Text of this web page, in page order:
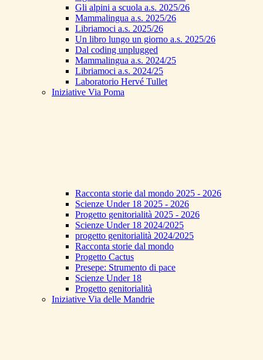
Gli alpini a scuola a.s. 2025/26
Mammalingua a.s. 2025/26
Libriamoci a.s. 2025/26
Un libro lungo un giorno a.s. 2025/26
Dal coding unplugged
Mammalingua a.s. 2024/25
Libriamoci a.s. 2024/25
Laboratorio Hervé Tullet
Iniziative Via Poma
Racconta storie dal mondo 2025 - 2026
Scienze Under 18 2025 - 2026
Progetto genitorialità 2025 - 2026
Scienze Under 18 2024/2025
progetto genitorialità 2024/2025
Racconta storie dal mondo
Progetto Cactus
Presepe: Strumento di pace
Scienze Under 18
Progetto genitorialità
Iniziative Via delle Mandrie